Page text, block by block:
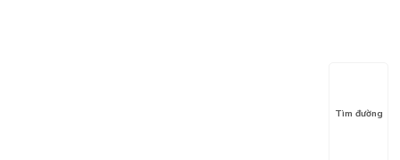
Tìm đường